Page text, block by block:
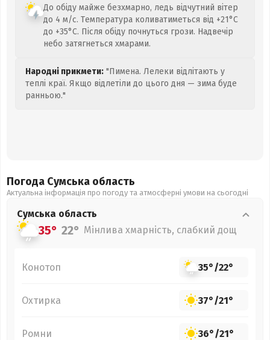
До обіду майже безхмарно, ледь відчутний вітер
до 4 м/с. Температура коливатиметься від +21°C
до +35°C. Після обіду почнуться грози. Надвечір
небо затягнеться хмарами.
Народні прикмети: "Пимена. Лелеки відлітають у
теплі краї. Якщо відлетіли до цього дня — зима буде
ранньою."
Погода Сумська область
Актуальна інформація про погоду та атмосферні умови на сьогодні
Сумська область
35° 22° Мінлива хмарність, слабкий дощ
Конотоп 35°/22°
Охтирка 37°/21°
Ромни 36°/21°